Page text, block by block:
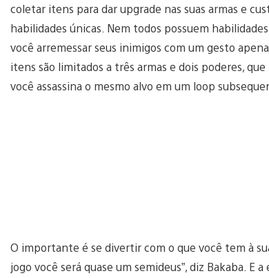
coletar itens para dar upgrade nas suas armas e
habilidades únicas. Nem todos possuem
você arremessar seus inimigos com um gesto
itens são limitados a três armas e dois poderes,
você assassina o mesmo alvo em um loop
O importante é se divertir com o que você tem à
jogo você será quase um semideus”, diz Bakaba.